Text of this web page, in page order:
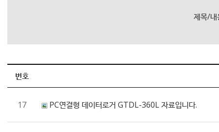
제목/내
번호
17 PC연결형 데이터로거 GTDL-360L 자료입니다.